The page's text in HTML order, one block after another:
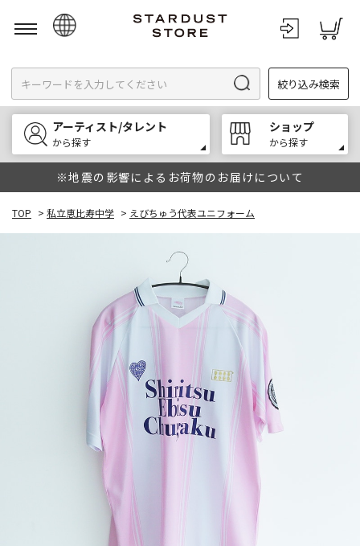
English
한국어
中文
絞り込み検索
アーティスト/タレント
から探す
ショップ
から探す
※地震の影響によるお荷物のお届けについて
TOP > 私立恵比寿中学 > えびちゅう代表ユニフォーム